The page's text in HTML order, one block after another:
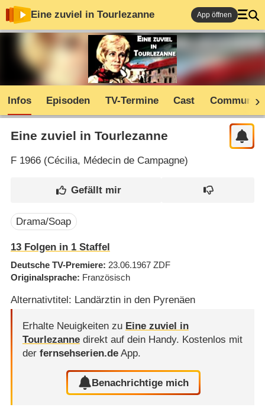
Eine zuviel in Tourlezanne App öffnen
Infos Episoden TV-Termine Cast Community
Eine zuviel in Tourlezanne
F1966 (Cécilia, Médecin de Campagne)
Drama/Soap
13Folgen in 1Staffel
Deutsche TV-Premiere 23.06.1967 ZDF
Originalsprache Französisch
Alternativtitel: Landärztin in den Pyrenäen
Erhalte Neuigkeiten zu Eine zuviel in
Tourlezannedirekt auf dein Handy. Kostenlos mit
der fernsehserien.deApp.
Benachrichtige mich